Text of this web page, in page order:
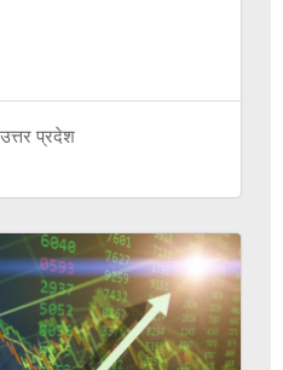
उत्तर प्रदेश